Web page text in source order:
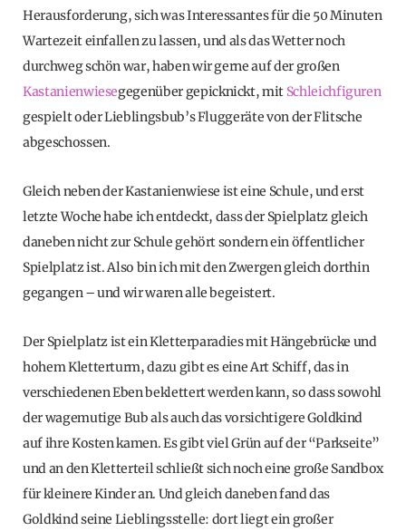
Herausforderung, sich was Interessantes für die 50 Minuten
Wartezeit einfallen zu lassen, und als das Wetter noch
durchweg schön war, haben wir gerne auf der großen
Kastanienwiesegegenüber gepicknickt, mit Schleichfiguren
gespielt oder Lieblingsbub’s Fluggeräte von der Flitsche
abgeschossen.
Gleich neben der Kastanienwiese ist eine Schule, und erst
letzte Woche habe ich entdeckt, dass der Spielplatz gleich
daneben nicht zur Schule gehört sondern ein öffentlicher
Spielplatz ist. Also bin ich mit den Zwergen gleich dorthin
gegangen – und wir waren alle begeistert.
Der Spielplatz ist ein Kletterparadies mit Hängebrücke und
hohem Kletterturm, dazu gibt es eine Art Schiff, das in
verschiedenen Eben beklettert werden kann, so dass sowohl
der wagemutige Bub als auch das vorsichtigere Goldkind
auf ihre Kosten kamen. Es gibt viel Grün auf der “Parkseite”
und an den Kletterteil schließt sich noch eine große Sandbox
für kleinere Kinder an. Und gleich daneben fand das
Goldkind seine Lieblingsstelle: dort liegt ein großer